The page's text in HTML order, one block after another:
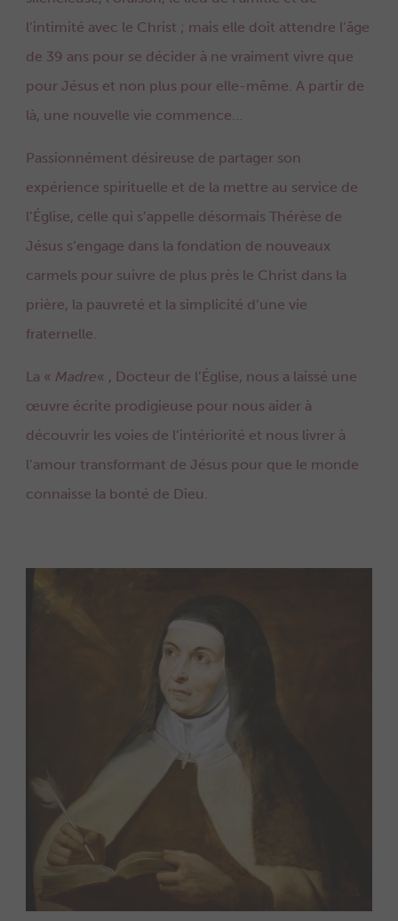
l’intimité avec le Christ ; mais elle doit attendre l’âge
de 39 ans pour se décider à ne vraiment vivre que
pour Jésus et non plus pour elle-même. A partir de
là, une nouvelle vie commence…
Passionnément désireuse de partager son
expérience spirituelle et de la mettre au service de
l’Église, celle qui s’appelle désormais Thérèse de
Jésus s’engage dans la fondation de nouveaux
carmels pour suivre de plus près le Christ dans la
prière, la pauvreté et la simplicité d’une vie
fraternelle.
La « Madre« , Docteur de l’Église, nous a laissé une
œuvre écrite prodigieuse pour nous aider à
découvrir les voies de l’intériorité et nous livrer à
l’amour transformant de Jésus pour que le monde
connaisse la bonté de Dieu.